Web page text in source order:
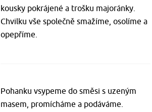
kousky pokrájené a trošku majoránky.
Chvilku vše společně smažíme, osolíme a
opepříme.
Pohanku vsypeme do směsi s uzeným
masem, promícháme a podáváme.